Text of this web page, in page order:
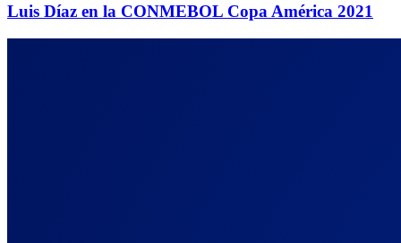
Luis Díaz en la CONMEBOL Copa América 2021